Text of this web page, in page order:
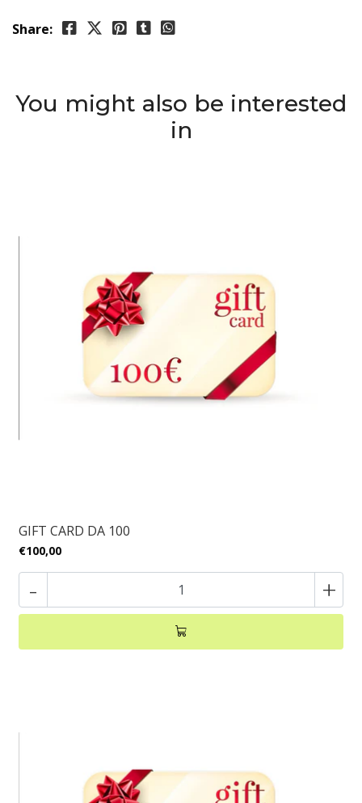
Share:
You might also be interested
in
GIFT CARD DA 100
€100,00
- +